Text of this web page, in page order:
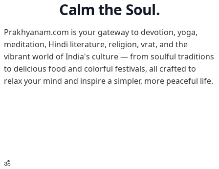
Calm the Soul.
Prakhyanam.com is your gateway to devotion, yoga,
meditation, Hindi literature, religion, vrat, and the
vibrant world of India's culture — from soulful traditions
to delicious food and colorful festivals, all crafted to
relax your mind and inspire a simpler, more peaceful life.
ॐ